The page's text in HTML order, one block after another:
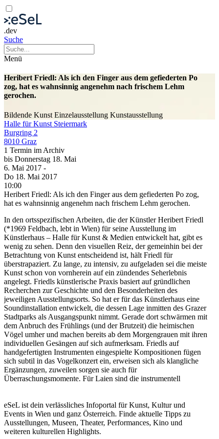
.dev
Suche
Menü
Heribert Friedl: Als ich den Finger aus dem gefiederten Po
zog, hat es wahnsinnig angenehm nach frischem Lehm
gerochen.
Bildende Kunst Einzelausstellung Kunstausstellung
Halle für Kunst Steiermark
Burgring 2
8010 Graz
1 Termin im Archiv
bis Donnerstag 18. Mai
6. Mai 2017 -
Do 18. Mai 2017
10:00
Heribert Friedl: Als ich den Finger aus dem gefiederten Po zog,
hat es wahnsinnig angenehm nach frischem Lehm gerochen.
In den ortsspezifischen Arbeiten, die der Künstler Heribert Friedl
(*1969 Feldbach, lebt in Wien) für seine Ausstellung im
Künstlerhaus – Halle für Kunst & Medien entwickelt hat, gibt es
wenig zu sehen. Denn den visuellen Reiz, der gemeinhin bei der
Betrachtung von Kunst entscheidend ist, hält Friedl für
überstrapaziert. Zu lange, zu intensiv, zu aufgeladen sei die meiste
Kunst schon von vornherein auf ein zündendes Seherlebnis
angelegt. Friedls künstlerische Praxis basiert auf gründlichen
Recherchen zur Geschichte und den Besonderheiten des
jeweiligen Ausstellungsorts. So hat er für das Künstlerhaus eine
Soundinstallation entwickelt, die dessen Lage inmitten des Grazer
Stadtparks als Ausgangspunkt nimmt. Gerade dort schwärmen mit
dem Anbruch des Frühlings (und der Brutzeit) die heimischen
Vögel umher und machen bereits ab dem Morgengrauen mit ihren
individuellen Gesängen auf sich aufmerksam. Friedls auf
handgefertigten Instrumenten eingespielte Kompositionen fügen
sich subtil in das Vogelkonzert ein, erweisen sich als klangliche
Ergänzungen, zuweilen sorgen sie auch für
Überraschungsmomente. Für Laien sind die instrumentell
nach der (Vogel-)Uhr folgt, unterlaufen Friedls Kompositionen
die natürliche Abfolge.
Für die Resultate seiner nicht-materiellen, künstlerischen Praxis
eSeL ist dein verlässliches Infoportal für Kunst, Kultur und
Events in Wien und ganz Österreich. Finde aktuelle Tipps zu
Ausstellungen, Museen, Theater, Performances, Kino und
weiteren kulturellen Highlights.